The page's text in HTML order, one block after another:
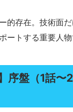
的存在。技術面だ
ートする重要人物
序盤（1話